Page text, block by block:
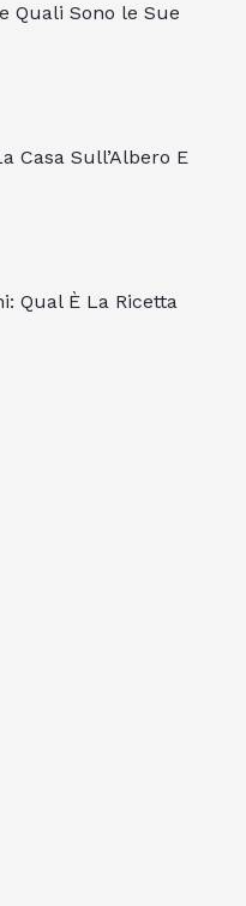
Quali Sono le Sue
Casa Sull’Albero E
Qual È La Ricetta